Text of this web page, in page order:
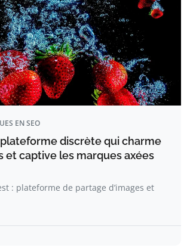
EN SEO
discrète qui charme
et captive les marques axées
: plateforme de partage d’images et